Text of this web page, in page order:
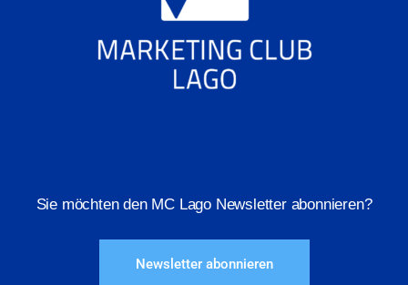
Sie möchten den MC Lago Newsletter abonnieren?
Newsletter abonnieren